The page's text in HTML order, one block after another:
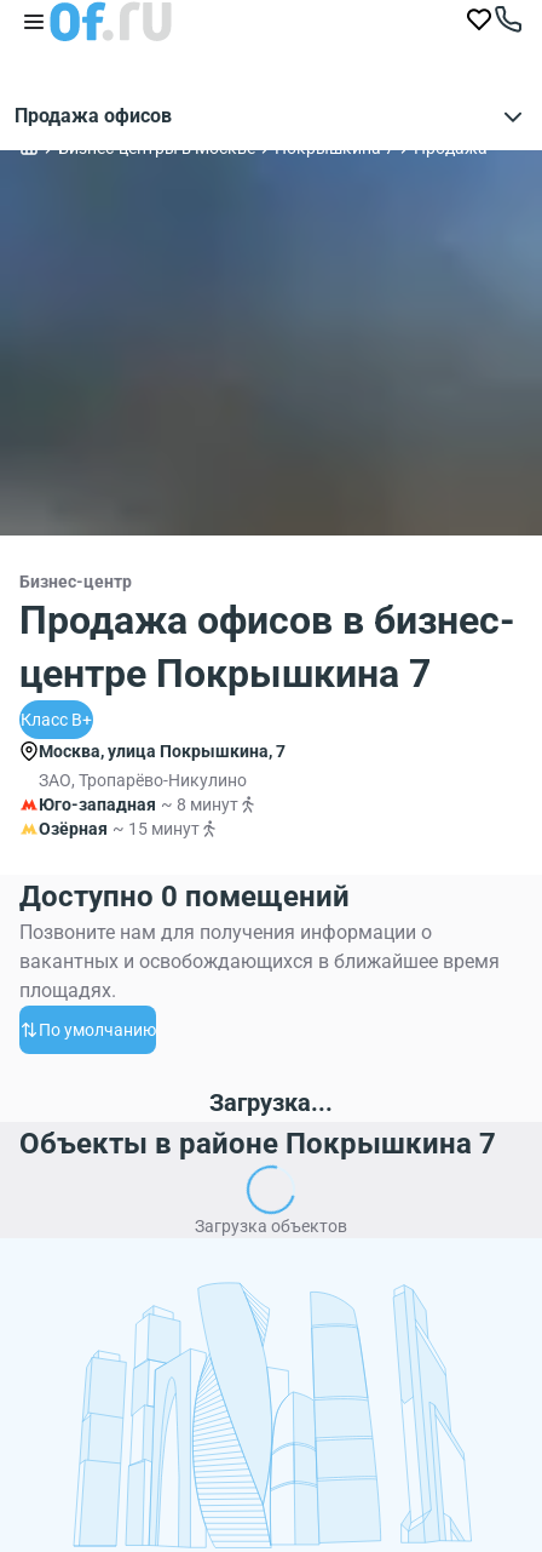
Продажа офисов
Бизнес-центры в Москве Покрышкина 7 Продажа
Бизнес-центр
Продажа офисов в бизнес-
центре Покрышкина 7
Класс B+
Москва, улица Покрышкина, 7
ЗАО, Тропарёво-Никулино
Юго-западная ~ 8 минут
Озёрная ~ 15 минут
Доступно 0 помещений
Позвоните нам для получения информации о
вакантных и освобождающихся в ближайшее время
площадях.
По умолчанию
Загрузка...
Объекты в районе Покрышкина 7
Загрузка объектов